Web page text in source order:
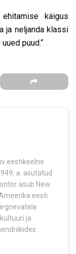
käigus
ja neljanda klassi
puud.“
eestikeelne
a. asutatud
asub New
eesti
ja